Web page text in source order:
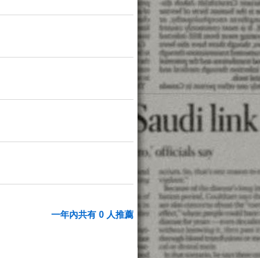
一年內共有 0 人推薦